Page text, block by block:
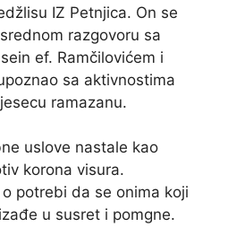
IZ Petnjica. On se
razgovoru sa
ef. Ramčilovićem i
sa aktivnostima
ramazanu.
uslove nastale kao
korona visura.
potrebi da se onima koji
u susret i pomgne.